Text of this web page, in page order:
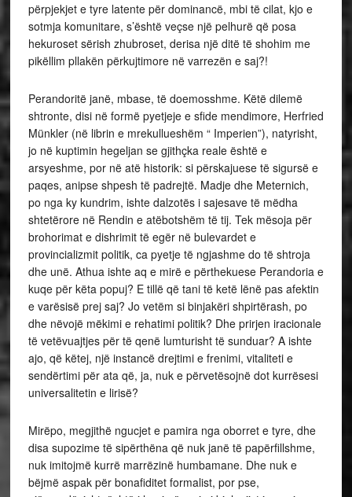
përpjekjet e tyre latente për dominancë, mbi të cilat, kjo e
sotmja komunitare, s’është veçse një pelhurë që posa
hekuroset sërish zhubroset, derisa një ditë të shohim me
pikëllim pllakën përkujtimore në varrezën e saj?!
Perandoritë janë, mbase, të doemosshme. Këtë dilemë
shtronte, disi në formë pyetjeje e sfide mendimore, Herfried
Münkler (në librin e mrekullueshëm “ Imperien”), natyrisht,
jo në kuptimin hegeljan se gjithçka reale është e
arsyeshme, por në atë historik: si përskajuese të sigursë e
paqes, anipse shpesh të padrejtë. Madje dhe Meternich,
po nga ky kundrim, ishte dalzotës i sajesave të mëdha
shtetërore në Rendin e atëbotshëm të tij. Tek mësoja për
brohorimat e dishrimit të egër në bulevardet e
provincializmit politik, ca pyetje të ngjashme do të shtroja
dhe unë. Athua ishte aq e mirë e përthekuese Perandoria e
kuqe për këta popuj? E tillë që tani të ketë lënë pas afektin
e varësisë prej saj? Jo vetëm si binjakëri shpirtërash, po
dhe nëvojë mëkimi e rehatimi politik? Dhe prirjen iracionale
të vetëvuajtjes për të qenë lumturisht të sunduar? A ishte
ajo, që këtej, një instancë drejtimi e frenimi, vitaliteti e
sendërtimi për ata që, ja, nuk e përvetësojnë dot kurrësesi
universalitetin e lirisë?
Mirëpo, megjithë ngucjet e pamira nga oborret e tyre, dhe
disa supozime të sipërthëna që nuk janë të papërfillshme,
nuk imitojmë kurrë marrëzinë humbamane. Dhe nuk e
bëjmë aspak për bonafiditet formalist, por pse,